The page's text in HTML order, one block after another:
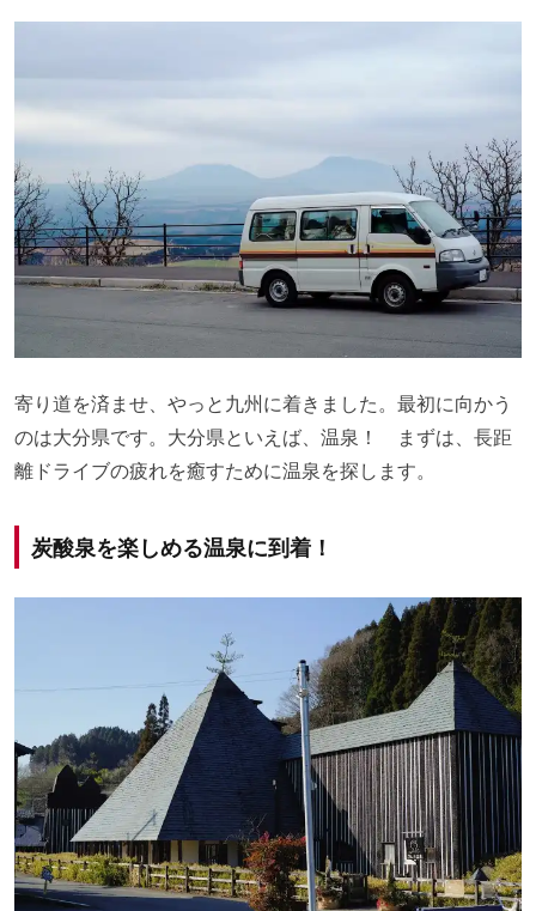
寄り道を済ませ、やっと九州に着きました。最初に向かう
のは大分県です。大分県といえば、温泉！ まずは、長距
離ドライブの疲れを癒すために温泉を探します。
炭酸泉を楽しめる温泉に到着！